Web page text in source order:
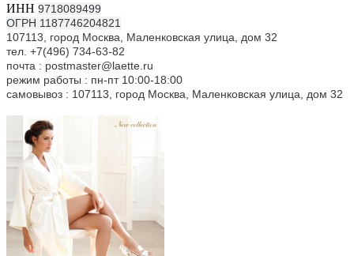
ИНН 9718089499
ОГРН 1187746204821
107113
город Москва
Маленковская улица, дом 32
тел. +7(496) 734-63-82
почта : postmaster@laette.ru
режим работы : пн-пт 10:00-18:00
самовывоз : 107113 город Москва Маленковская улица, дом 32